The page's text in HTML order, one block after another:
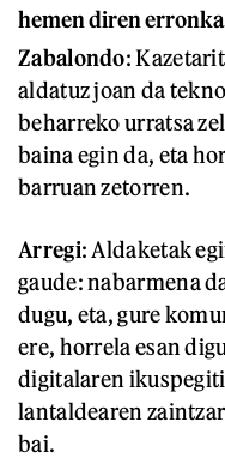
hemen diren
Zabalondo:
aldatuz joan da
beharreko urratsa
baina egin da, eta
barruan zetorren.
Arregi: Aldaketak
gaude: nabarmena
dugu, eta, gure
ere, horrela esan
digitalaren
lantaldearen
bai.